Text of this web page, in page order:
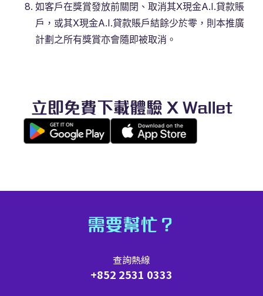
如客戶在獎賞發放前關閉、取消其X現金A.I.貸款賬
戶，或其X現金A.I.貸款賬戶結餘少於零，則本推廣
計劃之所有獎賞亦會隨即被取消。
立即免費下載體驗 X Wallet
需要幫忙？
查詢熱線
+852 2531 0333